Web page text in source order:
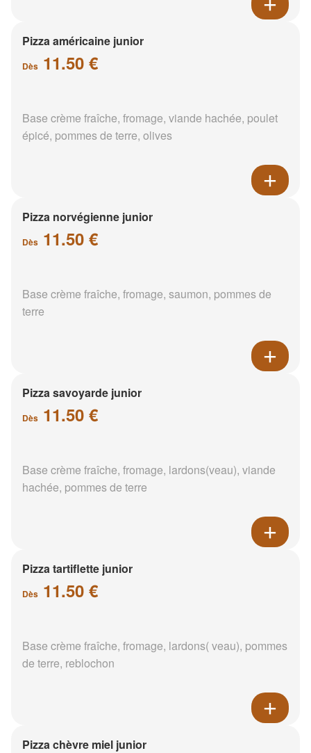
Pizza américaine junior
Dès 11.50 €
Base crème fraîche, fromage, viande hachée, poulet
épicé, pommes de terre, olives
Pizza norvégienne junior
Dès 11.50 €
Base crème fraîche, fromage, saumon, pommes de
terre
Pizza savoyarde junior
Dès 11.50 €
Base crème fraîche, fromage, lardons(veau), viande
hachée, pommes de terre
Pizza tartiflette junior
Dès 11.50 €
Base crème fraîche, fromage, lardons( veau), pommes
de terre, reblochon
Pizza chèvre miel junior